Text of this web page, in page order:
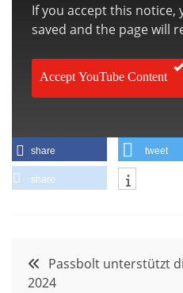
If you accept this notice,
saved and the page will
Accept YouTube Content
share tweet
share
Passbolt unterstützt
2024